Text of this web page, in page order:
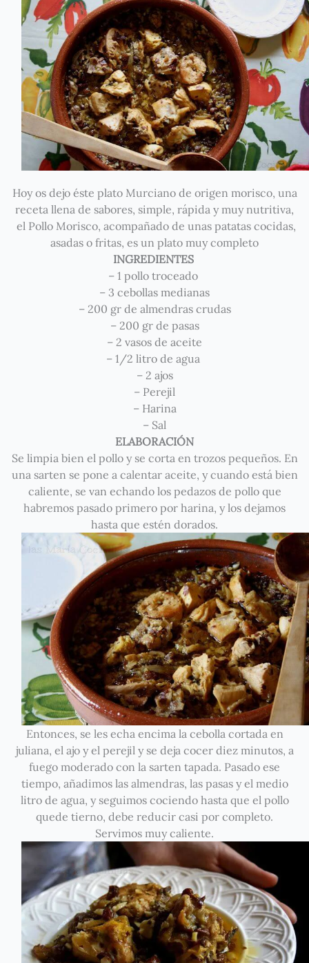
Hoy os dejo éste plato Murciano de origen morisco, una
receta llena de sabores, simple, rápida y muy nutritiva,
el Pollo Morisco, acompañado de unas patatas cocidas,
asadas o fritas, es un plato muy completo
INGREDIENTES
– 1 pollo troceado
– 3 cebollas medianas
– 200 gr de almendras crudas
– 200 gr de pasas
– 2 vasos de aceite
– 1/2 litro de agua
– 2 ajos
– Perejil
– Harina
– Sal
ELABORACIÓN
Se limpia bien el pollo y se corta en trozos pequeños. En
una sarten se pone a calentar aceite, y cuando está bien
caliente, se van echando los pedazos de pollo que
habremos pasado primero por harina, y los dejamos
hasta que estén dorados.
Entonces, se les echa encima la cebolla cortada en
juliana, el ajo y el perejil y se deja cocer diez minutos, a
fuego moderado con la sarten tapada. Pasado ese
tiempo, añadimos las almendras, las pasas y el medio
litro de agua, y seguimos cociendo hasta que el pollo
quede tierno, debe reducir casi por completo.
Servimos muy caliente.